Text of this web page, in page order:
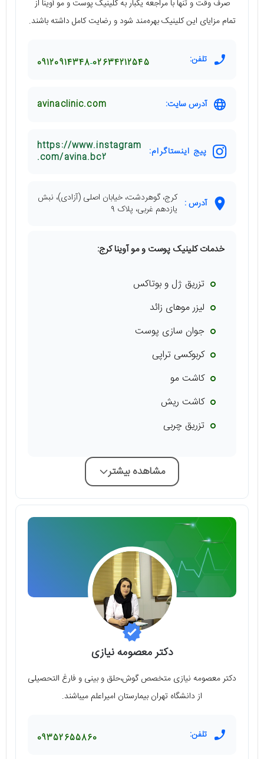
صرف وقت و تنها با مراجعه یکبار به کلینیک پوست و مو آوینا از
تمام مزایای این کلینیک بهره‌مند شود و رضایت کامل داشته باشند.
تلفن: 02634212545
09120914348
آدرس سایت: avinaclinic.com
پیج اینستاگرام:
https://www.instagram
.com/avina.bc2
آدرس : کرج، گوهردشت، خیابان اصلی (آزادی)، نبش
یازدهم غربی، پلاک ۹
خدمات کلینیک پوست و مو آوینا کرج:
تزریق ژل و بوتاکس
لیزر موهای زائد
جوان سازی پوست
کربوکسی تراپی
کاشت مو
کاشت‌ ریش
تزریق چربی
مشاهده بیشتر
دکتر معصومه نیازی
دکتر معصومه نیازی متخصص گوش،حلق و بینی و فارغ التحصیلی
از دانشگاه تهران بیمارستان امیراعلم میباشند.
تلفن: 09352655860